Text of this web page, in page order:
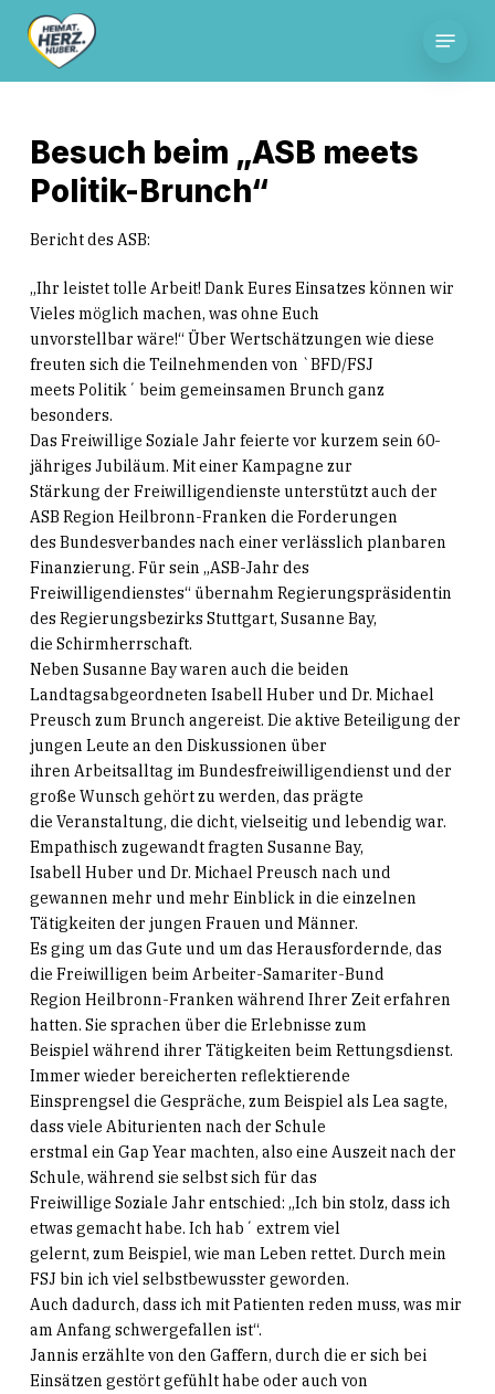
content
Besuch beim „ASB meets
Politik-Brunch“
Bericht des ASB:
„Ihr leistet tolle Arbeit! Dank Eures Einsatzes können wir
Vieles möglich machen, was ohne Euch
unvorstellbar wäre!“ Über Wertschätzungen wie diese
freuten sich die Teilnehmenden von `BFD/FSJ
meets Politik´ beim gemeinsamen Brunch ganz
besonders.
Das Freiwillige Soziale Jahr feierte vor kurzem sein 60-
jähriges Jubiläum. Mit einer Kampagne zur
Stärkung der Freiwilligendienste unterstützt auch der
ASB Region Heilbronn-Franken die Forderungen
des Bundesverbandes nach einer verlässlich planbaren
Finanzierung. Für sein „ASB-Jahr des
Freiwilligendienstes“ übernahm Regierungspräsidentin
des Regierungsbezirks Stuttgart, Susanne Bay,
die Schirmherrschaft.
Neben Susanne Bay waren auch die beiden
Landtagsabgeordneten Isabell Huber und Dr. Michael
Preusch zum Brunch angereist. Die aktive Beteiligung der
jungen Leute an den Diskussionen über
ihren Arbeitsalltag im Bundesfreiwilligendienst und der
große Wunsch gehört zu werden, das prägte
die Veranstaltung, die dicht, vielseitig und lebendig war.
Empathisch zugewandt fragten Susanne Bay,
Isabell Huber und Dr. Michael Preusch nach und
gewannen mehr und mehr Einblick in die einzelnen
Tätigkeiten der jungen Frauen und Männer.
Es ging um das Gute und um das Herausfordernde, das
die Freiwilligen beim Arbeiter-Samariter-Bund
Region Heilbronn-Franken während Ihrer Zeit erfahren
hatten. Sie sprachen über die Erlebnisse zum
Beispiel während ihrer Tätigkeiten beim Rettungsdienst.
Immer wieder bereicherten reflektierende
Einsprengsel die Gespräche, zum Beispiel als Lea sagte,
dass viele Abiturienten nach der Schule
erstmal ein Gap Year machten, also eine Auszeit nach der
Schule, während sie selbst sich für das
Freiwillige Soziale Jahr entschied: „Ich bin stolz, dass ich
etwas gemacht habe. Ich hab´ extrem viel
gelernt, zum Beispiel, wie man Leben rettet. Durch mein
FSJ bin ich viel selbstbewusster geworden.
Auch dadurch, dass ich mit Patienten reden muss, was mir
am Anfang schwergefallen ist“.
Jannis erzählte von den Gaffern, durch die er sich bei
Einsätzen gestört gefühlt habe oder auch von